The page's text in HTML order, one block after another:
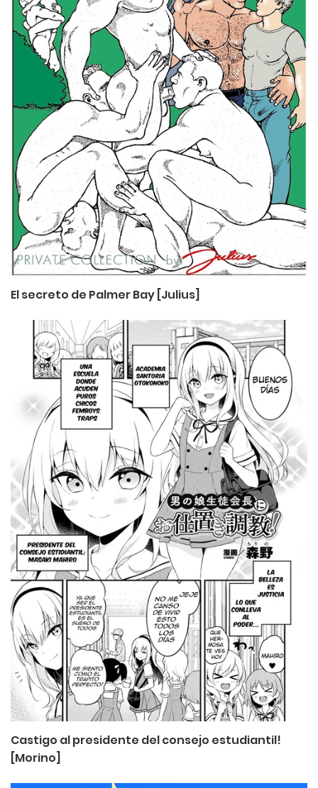
El secreto de Palmer Bay [Julius]
Castigo al presidente del consejo estudiantil!
[Morino]